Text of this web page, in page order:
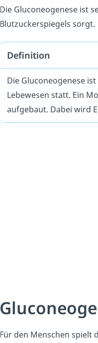
Die Gluconeogenese ist
Blutzuckerspiegels sorgt.
Definition
Die Gluconeogenese
Lebewesen statt. Ein
aufgebaut. Dabei wird
Für den Menschen spielt